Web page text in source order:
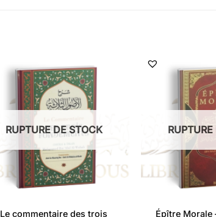
RUPTURE DE STOCK
Le commentaire des trois
Épître Morale